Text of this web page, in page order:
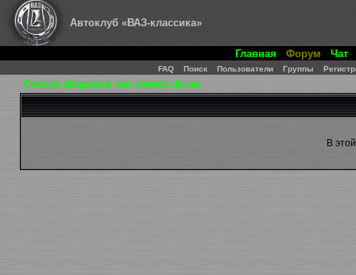
Автоклуб «ВАЗ-классика»
Главная Форум Чат
FAQ Поиск Пользователи Группы
Список форумов vaz-classic.dp.ua
В